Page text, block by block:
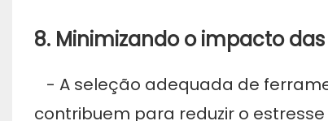
8. Minimizando o impacto
- A seleção adequada de
contribuem para reduzir o